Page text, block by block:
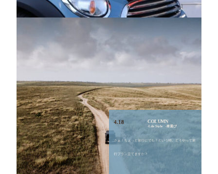
4.18 COLUMN
Life Style 車選び
さぁ！ちょっと旅行にでも！という時。どうやって旅
行プラン立てますか？